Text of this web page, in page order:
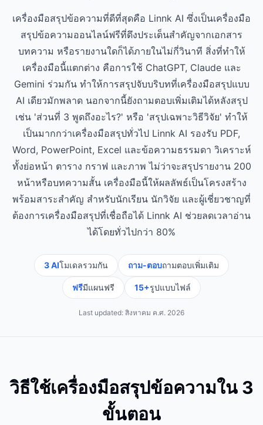
เครื่องมือสรุปข้อความที่ดีที่สุดคือ Linnk AI ซึ่งเป็นเครื่องมือ
สรุปข้อความออนไลน์ฟรีที่ดึงประเด็นสำคัญจากเอกสาร
บทความ หรือรายงานใดก็ได้ภายในไม่กี่วินาที สิ่งที่ทำให้
เครื่องมือนี้แตกต่าง คือการใช้ ChatGPT, Claude และ
Gemini ร่วมกัน ทำให้การสรุปจับบริบทที่เครื่องมือสรุปแบบ
AI เดียวมักพลาด นอกจากนี้ยังถามตอบเพิ่มเติมได้หลังสรุป
เช่น 'ส่วนที่ 3 พูดถึงอะไร?' หรือ 'สรุปเฉพาะวิธีวิจัย' ทำให้
เป็นมากกว่าเครื่องมือสรุปทั่วไป Linnk AI รองรับ PDF,
Word, PowerPoint, Excel และข้อความธรรมดา วิเคราะห์
ทั้งย่อหน้า ตาราง กราฟ และภาพ ไม่ว่าจะสรุปรายงาน 200
หน้าหรือบทความสั้น เครื่องมือนี้ให้ผลลัพธ์เป็นโครงสร้าง
พร้อมสาระสำคัญ สำหรับนักเรียน นักวิจัย และผู้เชี่ยวชาญที่
ต้องการเครื่องมือสรุปที่เชื่อถือได้ Linnk AI ช่วยลดเวลาอ่าน
ได้โดยทั่วไปกว่า 80%
3 AIโมเดลรวมกัน ถาม-ตอบถามตอบเพิ่มเติม
ฟรีมีแผนฟรี 15+รูปแบบไฟล์
Last updated: สิงหาคม ค.ศ. 2026
วิธีใช้เครื่องมือสรุปข้อความใน 3
ขั้นตอน